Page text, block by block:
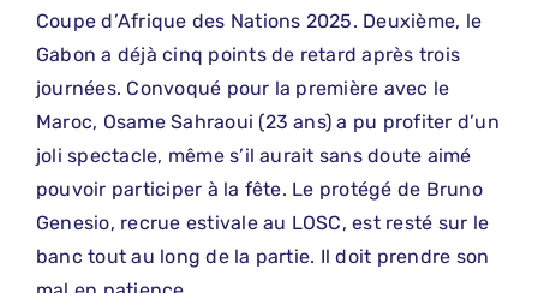
Coupe d’Afrique des Nations 2025. Deuxième, le
Gabon a déjà cinq points de retard après trois
journées. Convoqué pour la première avec le
Maroc, Osame Sahraoui (23 ans) a pu profiter d’un
joli spectacle, même s’il aurait sans doute aimé
pouvoir participer à la fête. Le protégé de Bruno
Genesio, recrue estivale au LOSC, est resté sur le
banc tout au long de la partie. Il doit prendre son